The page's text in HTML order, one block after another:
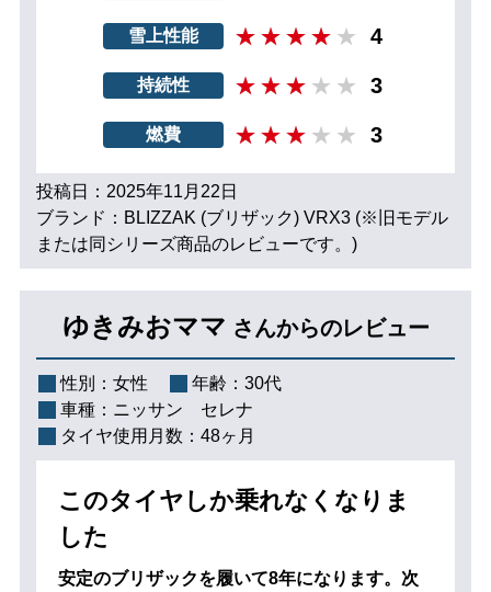
雪上性能 4
持続性 3
燃費 3
投稿日：2025年11月22日
ブランド：BLIZZAK (ブリザック) VRX3 (※旧モデル
または同シリーズ商品のレビューです。)
ゆきみおママ さんからのレビュー
性別： 女性 年齢： 30代
車種： ニッサン セレナ
タイヤ使用月数： 48ヶ月
このタイヤしか乗れなくなりま
した
安定のブリザックを履いて8年になります。次